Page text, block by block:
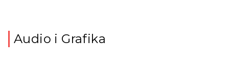
Audio i Grafika